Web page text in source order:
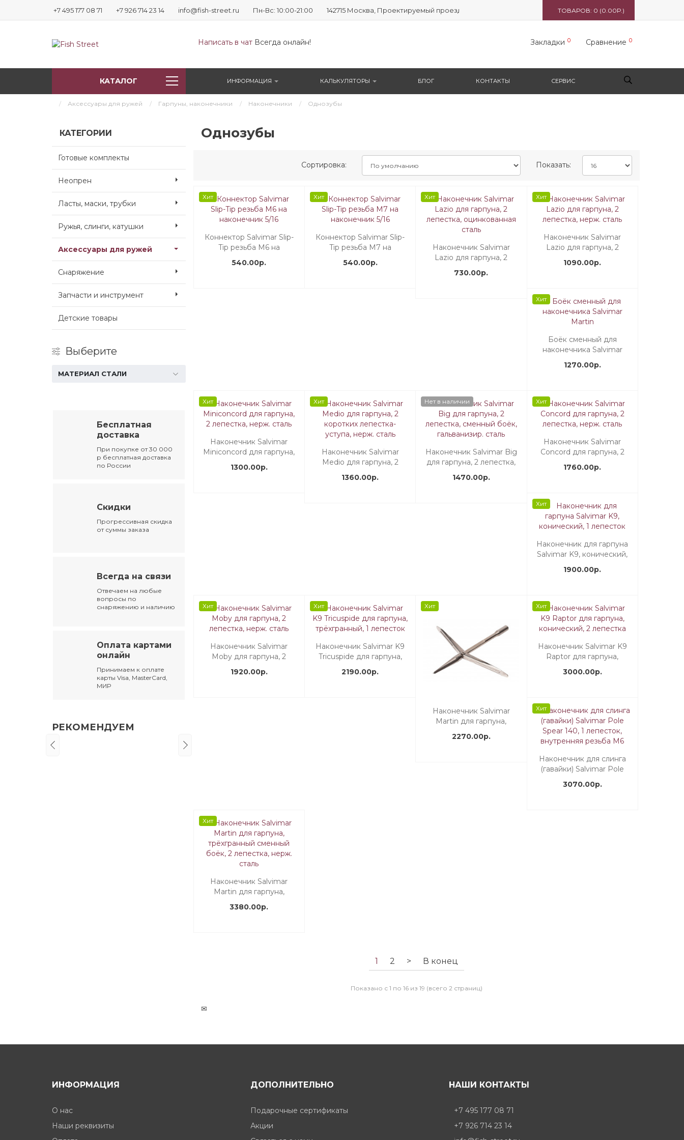
+7 495 177 08 71 +7 926 714 23 14 info@fish-street.ru Пн-Вс: 10:00-21:00 142715 Москва, Проектируемый проезд № 5165 вл. 1, стр. 1, ТЦ "Формула X"ТОВАРОВ: 0 (0.00Р.)
Написать в чатВсегда онлайн! Закладки 0 Сравнение 0
КАТАЛОГ ИНФОРМАЦИЯ КАЛЬКУЛЯТОРЫ БЛОГ КОНТАКТЫ СЕРВИС
Аксессуары для ружей Гарпуны, наконечники Наконечники Однозубы
КАТЕГОРИИ
Готовые комплекты
Неопрен
Ласты, маски, трубки
Ружья, слинги, катушки
Аксессуары для ружей
Снаряжение
Запчасти и инструмент
Детские товары
Выберите
МАТЕРИАЛ СТАЛИ
Бесплатная
доставка
При покупке от 30 000
р бесплатная доставка
по России
Скидки
Прогрессивная скидка
от суммы заказа
Всегда на связи
Отвечаем на любые
вопросы по
снаряжению и наличию
Оплата картами
онлайн
Принимаем к оплате
карты Visa, MasterCard,
МИР
РЕКОМЕНДУЕМ
Однозубы
Сортировка: Показать:
Хит
Коннектор Salvimar Slip-
Tip резьба М6 на
540.00р.
Хит
Коннектор Salvimar Slip-
Tip резьба М7 на
540.00р.
Хит
Наконечник Salvimar
Lazio для гарпуна, 2
сталь
730.00р.
Хит
Наконечник Salvimar
Lazio для гарпуна, 2
1090.00р.
Хит
Боёк сменный для
наконечника Salvimar
1270.00р.
Хит
Наконечник Salvimar
Miniconcord для гарпуна,
1300.00р.
Хит
Наконечник Salvimar
Medio для гарпуна, 2
уступа, нерж. сталь
1360.00р.
Нет в наличии
Наконечник Salvimar Big
для гарпуна, 2 лепестка,
гальванизир. сталь
1470.00р.
Хит
Наконечник Salvimar
Concord для гарпуна, 2
1760.00р.
Хит
Наконечник для гарпуна
Salvimar K9, конический,
1900.00р.
Хит
Наконечник Salvimar
Moby для гарпуна, 2
1920.00р.
Хит
Наконечник Salvimar K9
Tricuspide для гарпуна,
2190.00р.
Хит
Наконечник Salvimar
Martin для гарпуна,
лепестка, нерж. сталь
2270.00р.
Хит
Наконечник Salvimar K9
Raptor для гарпуна,
3000.00р.
Хит
Наконечник для слинга
(гавайки) Salvimar Pole
внутренняя резьба М6
3070.00р.
Хит
Наконечник Salvimar
Martin для гарпуна,
боёк, 2 лепестка, нерж.
3380.00р.
1 2 > В конец
Показано с 1 по 16 из 19 (всего 2 страниц)
✉
ИНФОРМАЦИЯ
О нас
Наши реквизиты
ДОПОЛНИТЕЛЬНО
Подарочные сертификаты
Акции
НАШИ КОНТАКТЫ
+7 495 177 08 71
+7 926 714 23 14